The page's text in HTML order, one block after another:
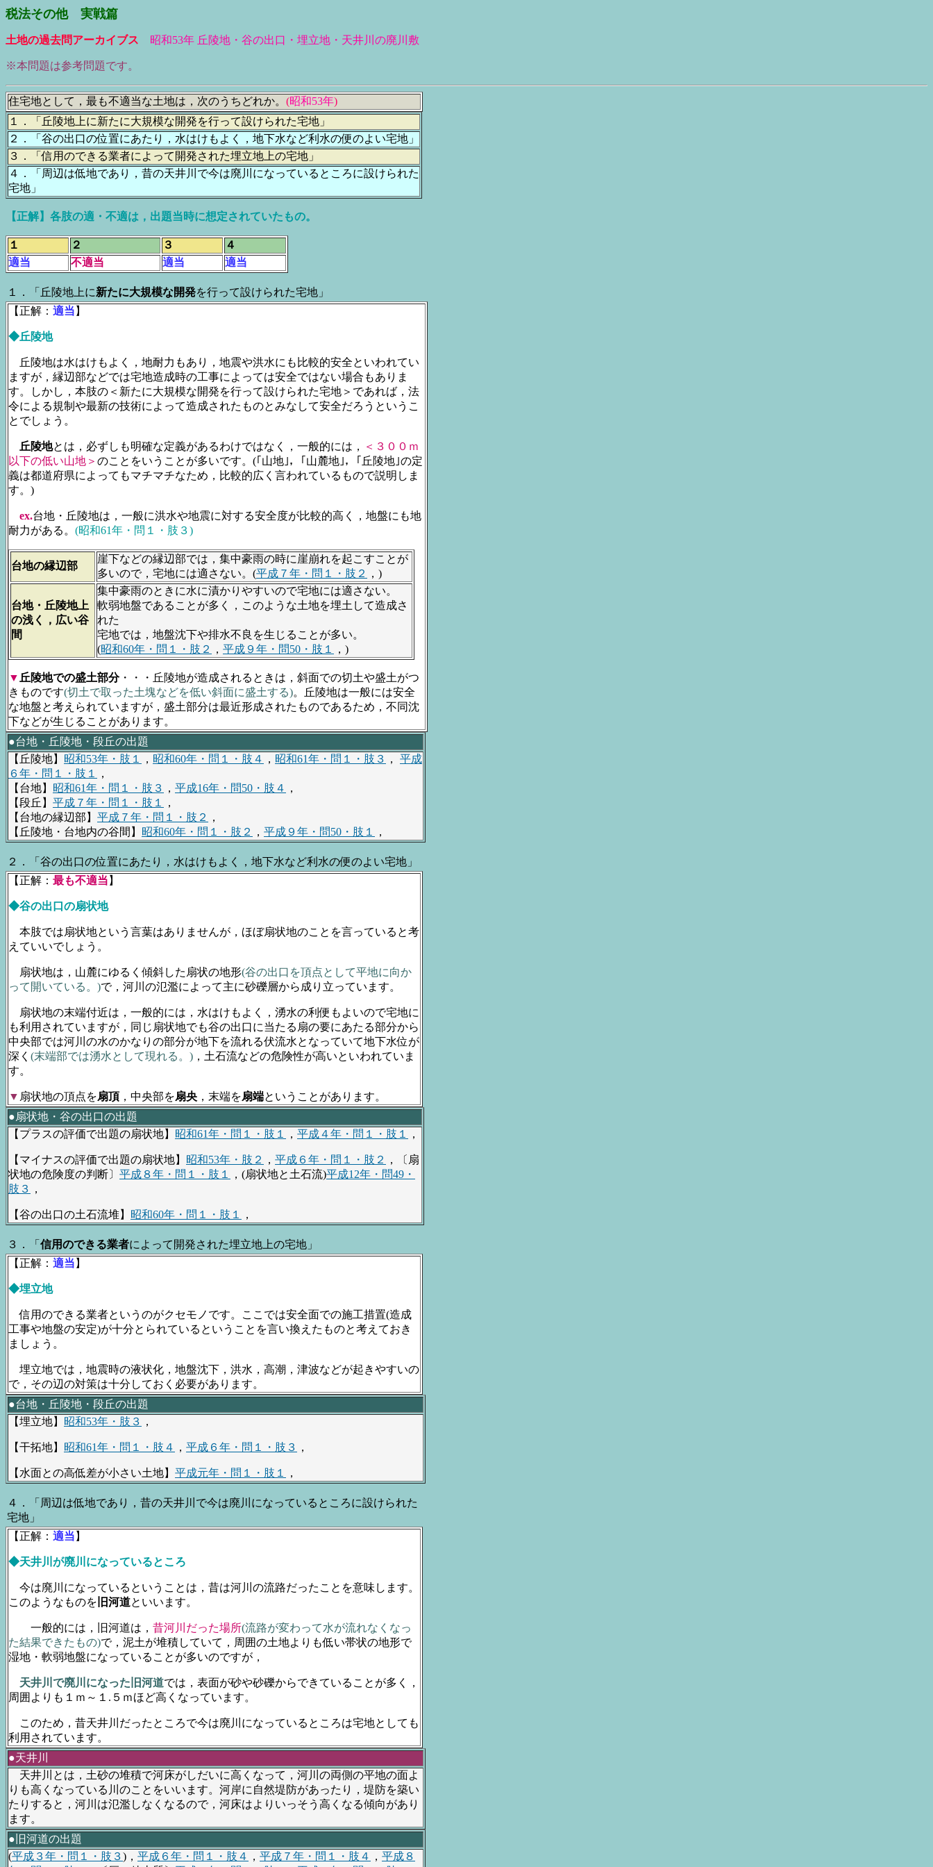
税法その他 実戦篇
土地の過去問アーカイブス 昭和53年 丘陵地・谷の出口・埋立地・天井川の廃川敷
※本問題は参考問題です。
住宅地として，最も不適当な土地は，次のうちどれか。 (昭和53年)
１．「丘陵地上に新たに大規模な開発を行って設けられた宅地」
２．「谷の出口の位置にあたり，水はけもよく，地下水など利水の便のよい宅地」
３．「信用のできる業者によって開発された埋立地上の宅地」
４．「周辺は低地であり，昔の天井川で今は廃川になっているところに設けられた
宅地」
【正解】各肢の適・不適は，出題当時に想定されていたもの。
１ ２ ３
４
適当
不適当 適当 適当
１．「丘陵地上に新たに大規模な開発を行って設けられた宅地」
【正解： 適当 】
◆丘陵地
丘陵地は水はけもよく，地耐力もあり，地震や洪水にも比較的安全といわれてい
ますが，縁辺部などでは宅地造成時の工事によっては安全ではない場合もありま
す。しかし，本肢の＜新たに大規模な開発を行って設けられた宅地＞であれば，法
令による規制や最新の技術によって造成されたものとみなして安全だろうというこ
とでしょう。
丘陵地とは，必ずしも明確な定義があるわけではなく，一般的には，
＜３００ｍ
以下の低い山地＞ のことをいうことが多いです。(｢山地｣，｢山麓地｣，｢丘陵地｣の定
義は都道府県によってもマチマチなため，比較的広く言われているもので説明しま
す。)
ex.台地・丘陵地は，一般に洪水や地震に対する安全度が比較的高く，地盤にも地
耐力がある。 (昭和61年・問１・肢３)
台地の縁辺部
崖下などの縁辺部では，集中豪雨の時に崖崩れを起こすことが
多いので，宅地には適さない。(平成７年・問１・肢２ ，)
台地・丘陵地上
の浅く，広い谷
間
集中豪雨のときに水に漬かりやすいので宅地には適さない。
軟弱地盤であることが多く，このような土地を埋土して造成さ
れた
宅地では，地盤沈下や排水不良を生じることが多い。
(昭和60年・問１・肢２ ， 平成９年・問50・肢１ ，)
▼ 丘陵地での盛土部分・・・丘陵地が造成されるときは，斜面での切土や盛土がつ
きものです(切土で取った土塊などを低い斜面に盛土する)。丘陵地は一般には安全
な地盤と考えられていますが，盛土部分は最近形成されたものであるため，不同沈
下などが生じることがあります。
●台地・丘陵地・段丘の出題
【丘陵地】 昭和53年・肢１ ， 昭和60年・問１・肢４ ， 昭和61年・問１・肢３ ， 平成
６年・問１・肢１
，
【台地】 昭和61年・問１・肢３ ， 平成16年・問50・肢４ ，
【段丘】 平成７年・問１・肢１
，
【台地の縁辺部】 平成７年・問１・肢２
，
【丘陵地・台地内の谷間】 昭和60年・問１・肢２ ， 平成９年・問50・肢１ ，
２．「谷の出口の位置にあたり，水はけもよく，地下水など利水の便のよい宅地」
【正解： 最も不適当 】
◆谷の出口の扇状地
本肢では扇状地という言葉はありませんが，ほぼ扇状地のことを言っていると考
えていいでしょう。
扇状地は，山麓にゆるく傾斜した扇状の地形(谷の出口を頂点として平地に向か
って開いている。)で，河川の氾濫によって主に砂礫層から成り立っています。
扇状地の末端付近は，一般的には，水はけもよく，湧水の利便もよいので宅地に
も利用されていますが，同じ扇状地でも谷の出口に当たる扇の要にあたる部分から
中央部では河川の水のかなりの部分が地下を流れる伏流水となっていて地下水位が
深く (末端部では湧水として現れる。) ，土石流などの危険性が高いといわれていま
す。
▼ 扇状地の頂点を扇頂 ，中央部を扇央 ，末端を扇端ということがあります。
●扇状地・谷の出口の出題
【プラスの評価で出題の扇状地】 昭和61年・問１・肢１ ， 平成４年・問１・肢１ ，
【マイナスの評価で出題の扇状地】 昭和53年・肢２ ， 平成６年・問１・肢２
，〔扇
状地の危険度の判断〕 平成８年・問１・肢１ ，(扇状地と土石流)平成12年・問49・
肢３
，
【谷の出口の土石流堆】 昭和60年・問１・肢１ ，
３．「 信用のできる業者によって開発された埋立地上の宅地」
【正解： 適当 】
◆埋立地
信用のできる業者というのがクセモノです。ここでは安全面での施工措置(造成
工事や地盤の安定)が十分とられているということを言い換えたものと考えておき
ましょう。
埋立地では，地震時の液状化，地盤沈下，洪水，高潮，津波などが起きやすいの
で，その辺の対策は十分しておく必要があります。
●台地・丘陵地・段丘の出題
【埋立地】 昭和53年・肢３ ，
【干拓地】 昭和61年・問１・肢４ ， 平成６年・問１・肢３ ，
【水面との高低差が小さい土地】 平成元年・問１・肢１ ，
４．「周辺は低地であり，昔の天井川で今は廃川になっているところに設けられた
宅地」
【正解： 適当 】
◆天井川が廃川になっているところ
今は廃川になっているということは，昔は河川の流路だったことを意味します。
このようなものを 旧河道といいます。
一般的には，旧河道は， 昔河川だった場所(流路が変わって水が流れなくなっ
た結果できたもの)で，泥土が堆積していて，周囲の土地よりも低い帯状の地形で
湿地・軟弱地盤になっていることが多いのですが，
天井川で廃川になった旧河道では，表面が砂や砂礫からできていることが多く，
周囲よりも１ｍ～１.５ｍほど高くなっています。
このため，昔天井川だったところで今は廃川になっているところは宅地としても
利用されています。
●天井川
天井川とは，土砂の堆積で河床がしだいに高くなって，河川の両側の平地の面よ
りも高くなっている川のことをいいます。河岸に自然堤防があったり，堤防を築い
たりすると，河川は氾濫しなくなるので，河床はよりいっそう高くなる傾向があり
ます。
●旧河道の出題
(平成３年・問１・肢３ )， 平成６年・問１・肢４ ， 平成７年・問１・肢４ ， 平成８